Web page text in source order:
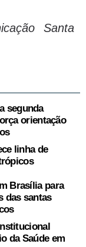
Santa
segunda
orientação
linha de
Brasília para
das santas
da Saúde em